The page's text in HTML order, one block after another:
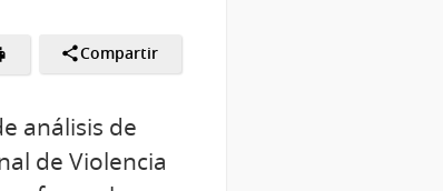
Compartir
análisis de
de Violencia